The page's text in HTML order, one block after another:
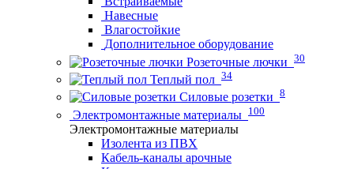
Навесные
Влагостойкие
Дополнительное оборудование
Розеточные лючки 30
Теплый пол 34
Силовые розетки 8
Электромонтажные материалы 100
Электромонтажные материалы
Изолента из ПВХ
Кабель-каналы арочные